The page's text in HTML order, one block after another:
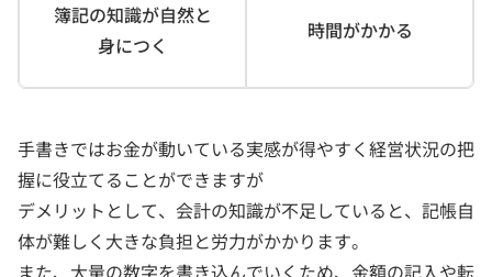
簿記の知識が自然と
身につく
時間がかかる
手書きではお金が動いている実感が得やすく経営状況の把
握に役立てることができますが
デメリットとして、会計の知識が不足していると、記帳自
体が難しく大きな負担と労力がかかります。
また、大量の数字を書き込んでいくため、金額の記入や転